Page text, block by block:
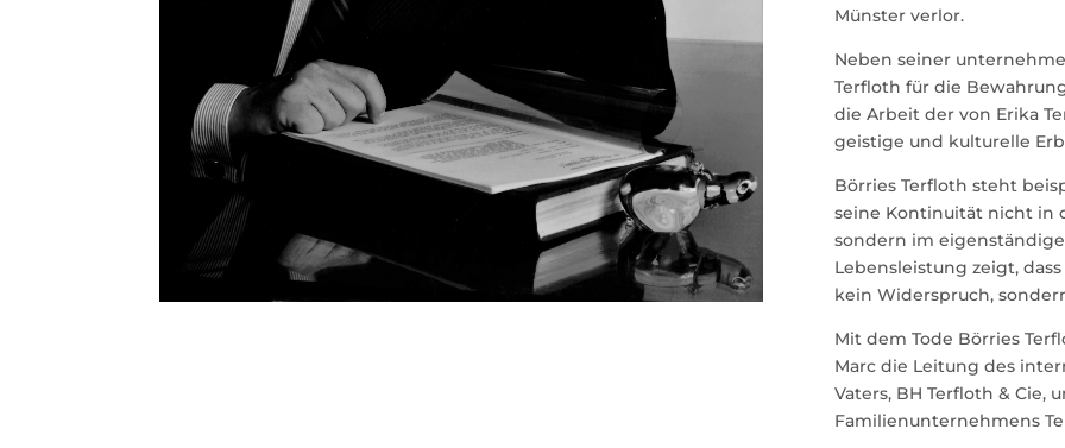
Münster verlor.
Neben seiner
Terfloth für die
die Arbeit der von Erika
geistige und kulturelle
Börries Terfloth steht
seine Kontinuität nicht in
sondern im
Lebensleistung zeigt,
kein Widerspruch,
Mit dem Tode Börries
Marc die Leitung des
Vaters, BH Terfloth & Cie,
Familienunternehmens